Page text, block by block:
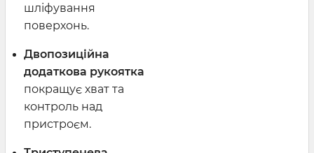
шліфування
поверхонь.
Двопозиційна
додаткова рукоятка
покращує хват та
контроль над
пристроєм.